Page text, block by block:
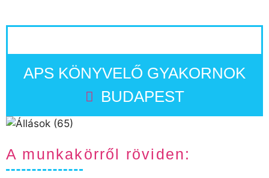
APS KÖNYVELŐ GYAKORNOK
BUDAPEST
A munkakörről röviden: